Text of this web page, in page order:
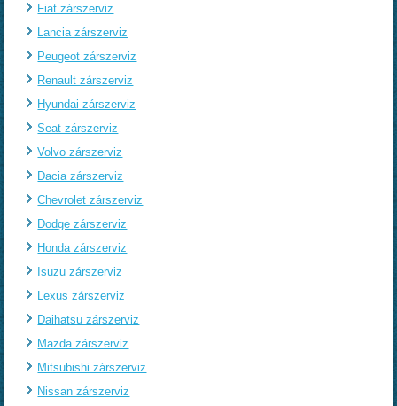
Fiat zárszerviz
Lancia zárszerviz
Peugeot zárszerviz
Renault zárszerviz
Hyundai zárszerviz
Seat zárszerviz
Volvo zárszerviz
Dacia zárszerviz
Chevrolet zárszerviz
Dodge zárszerviz
Honda zárszerviz
Isuzu zárszerviz
Lexus zárszerviz
Daihatsu zárszerviz
Mazda zárszerviz
Mitsubishi zárszerviz
Nissan zárszerviz